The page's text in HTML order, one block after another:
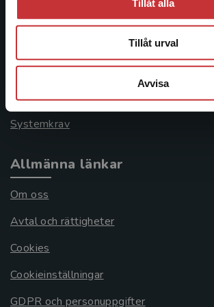
Tillåt alla
Tillåt urval
Avvisa
Kontakta kundservice
Frågor och svar
Köpvillkor
Systemkrav
Allmänna länkar
Om oss
Avtal och rättigheter
Cookies
Cookieinställningar
GDPR och personuppgifter